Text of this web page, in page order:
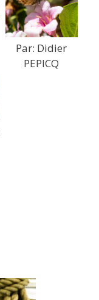
Par: Didier
PEPICQ